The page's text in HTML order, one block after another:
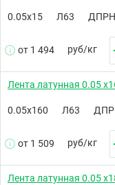
0.05х15 Л63
от 1 494 руб/кг
Лента латунная 0.05
0.05х160 Л63
от 1 509 руб/кг
Лента латунная 0.05